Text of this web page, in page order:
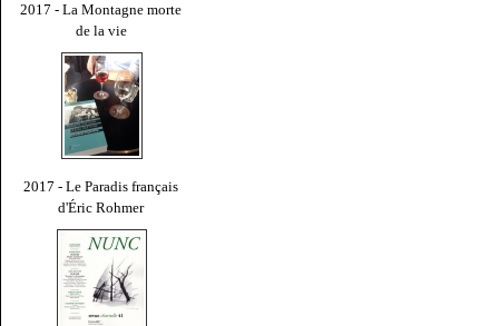
2017 - La Montagne morte
de la vie
2017 - Le Paradis français
d'Éric Rohmer